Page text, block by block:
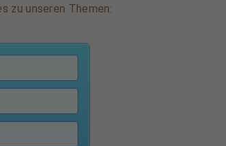
zu unseren Themen: